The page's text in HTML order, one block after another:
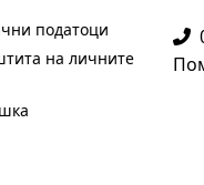
податоци
на личните